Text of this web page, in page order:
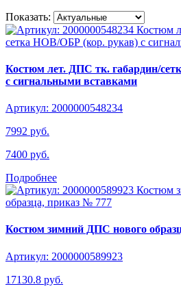
Показать:
Костюм лет. ДПС тк. габардин/
с сигнальными вставками
Артикул: 2000000548234
7992 руб.
7400 руб.
Подробнее
Костюм зимний ДПС нового
Артикул: 2000000589923
17130.8 руб.